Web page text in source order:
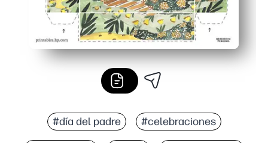
#día del padre #celebraciones